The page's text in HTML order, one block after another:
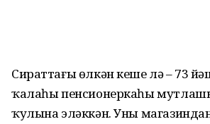
Сираттағы өлкән кеше лә – 73
ҡалаһы пенсионеркаһы
ҡулына эләккән. Уны